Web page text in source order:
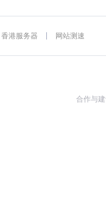
香港服务器 网站测速
合作与